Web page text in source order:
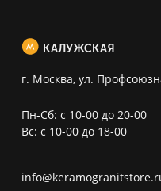
КАЛУЖСКАЯ
г. Москва, ул.
Пн-Сб: с 10-00 до 20-00
Вс: с 10-00 до 18-00